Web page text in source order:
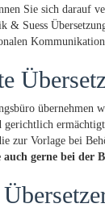
Sie sich darauf
& Suess
übernehmen
gerichtlich
zur Vorlage bei
gerne bei der